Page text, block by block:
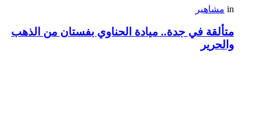
in مشاهير
متألقة في جدة.. ميادة الحناوي بفستان من الذهب
والحرير